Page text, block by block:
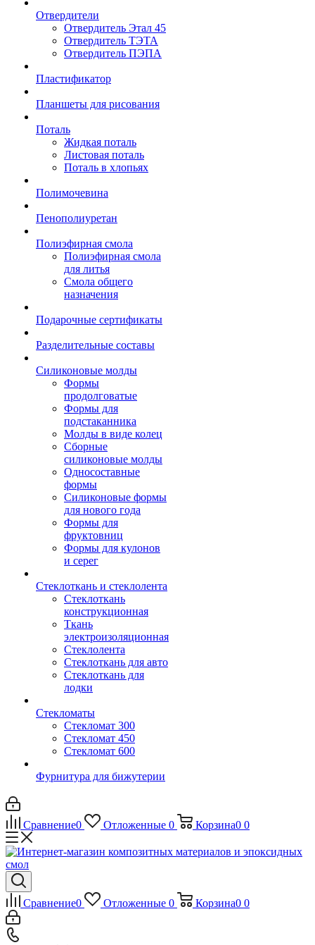
Отвердители
Отвердитель Этал 45
Отвердитель ТЭТА
Отвердитель ПЭПА
Пластификатор
Планшеты для рисования
Поталь
Жидкая поталь
Листовая поталь
Поталь в хлопьях
Полимочевина
Пенополиуретан
Полиэфирная смола
Полиэфирная смола
для литья
Смола общего
назначения
Подарочные сертификаты
Разделительные составы
Силиконовые молды
Формы
продолговатые
Формы для
подстаканника
Молды в виде колец
Сборные
силиконовые молды
Односоставные
формы
Силиконовые формы
для нового года
Формы для
фруктовниц
Формы для кулонов
и серег
Стеклоткань и стеклолента
Стеклоткань
конструкционная
Ткань
электроизоляционная
Стеклолента
Стеклоткань для авто
Стеклоткань для
лодки
Стекломаты
Стекломат 300
Стекломат 450
Стекломат 600
Фурнитура для бижутерии
Сравнение0 Отложенные 0 Корзина0 0
Сравнение0 Отложенные 0 Корзина0 0